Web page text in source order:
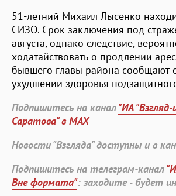
51-летний Михаил Лысенко
СИЗО. Срок заключения под
августа, однако следствие,
ходатайствовать о продлении
бывшего главы района сообщают
ухудшении здоровья
Подпишитесь на канал"ИА
Саратова" в MAX
Новости "Взгляда" доступны и в
Подпишитесь на телеграм-канал
Вне формата": заходите - будет